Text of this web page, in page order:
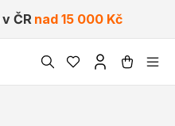
v ČR nad 15 000 Kč